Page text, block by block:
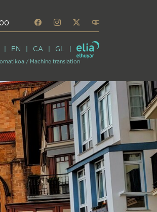
EN CA GL
/ Machine translation